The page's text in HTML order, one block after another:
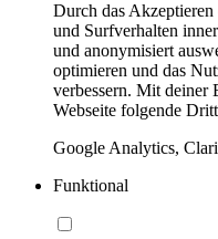
Durch das
und Surfverhalten
und anonymisiert
optimieren und das
verbessern. Mit deiner
Webseite folgende
Google Analytics,
Funktional